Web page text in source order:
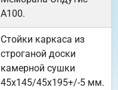
А100.
Стойки каркаса из
строганой доски
камерной сушки
45х145/45х195+/-5 мм.